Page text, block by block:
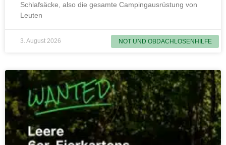
NOT UND OBDACHLOSENHILFE
Schlafsäcke, also die gesamte Campingausrüstung von
Leuten
3. August 2026